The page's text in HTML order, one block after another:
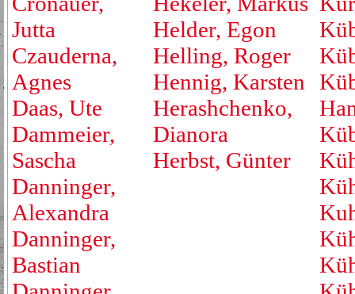
Jutta
Czauderna,
Agnes
Daas, Ute
Dammeier,
Sascha
Danninger,
Alexandra
Danninger,
Bastian
Helder, Egon
Helling, Roger
Hennig, Karsten
Herashchenko,
Dianora
Herbst, Günter